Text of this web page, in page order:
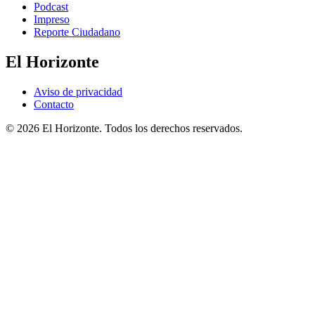
Podcast
Impreso
Reporte Ciudadano
El Horizonte
Aviso de privacidad
Contacto
© 2026 El Horizonte. Todos los derechos reservados.